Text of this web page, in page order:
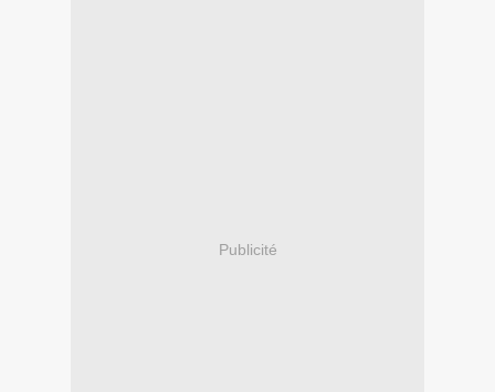
Publicité